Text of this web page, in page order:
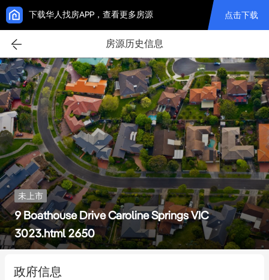
下载华人找房APP，查看更多房源 点击下载
房源历史信息
未上市
9 Boathouse Drive Caroline Springs VIC
3023.html 2650
政府信息